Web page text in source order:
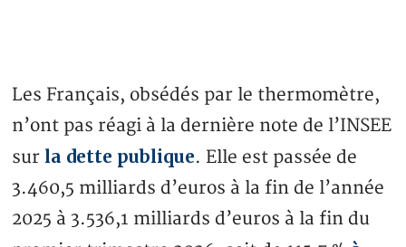
Les Français, obsédés par le thermomètre,
n’ont pas réagi à la dernière note de l’INSEE
sur la dette publique. Elle est passée de
3.460,5 milliards d’euros à la fin de l’année
2025 à 3.536,1 milliards d’euros à la fin du